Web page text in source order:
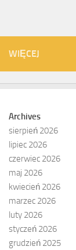
WIĘCEJ
Archives
sierpień 2026
lipiec 2026
czerwiec 2026
maj 2026
kwiecień 2026
marzec 2026
luty 2026
styczeń 2026
grudzień 2025